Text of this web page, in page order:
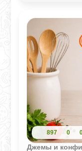
897 0
Джемы и